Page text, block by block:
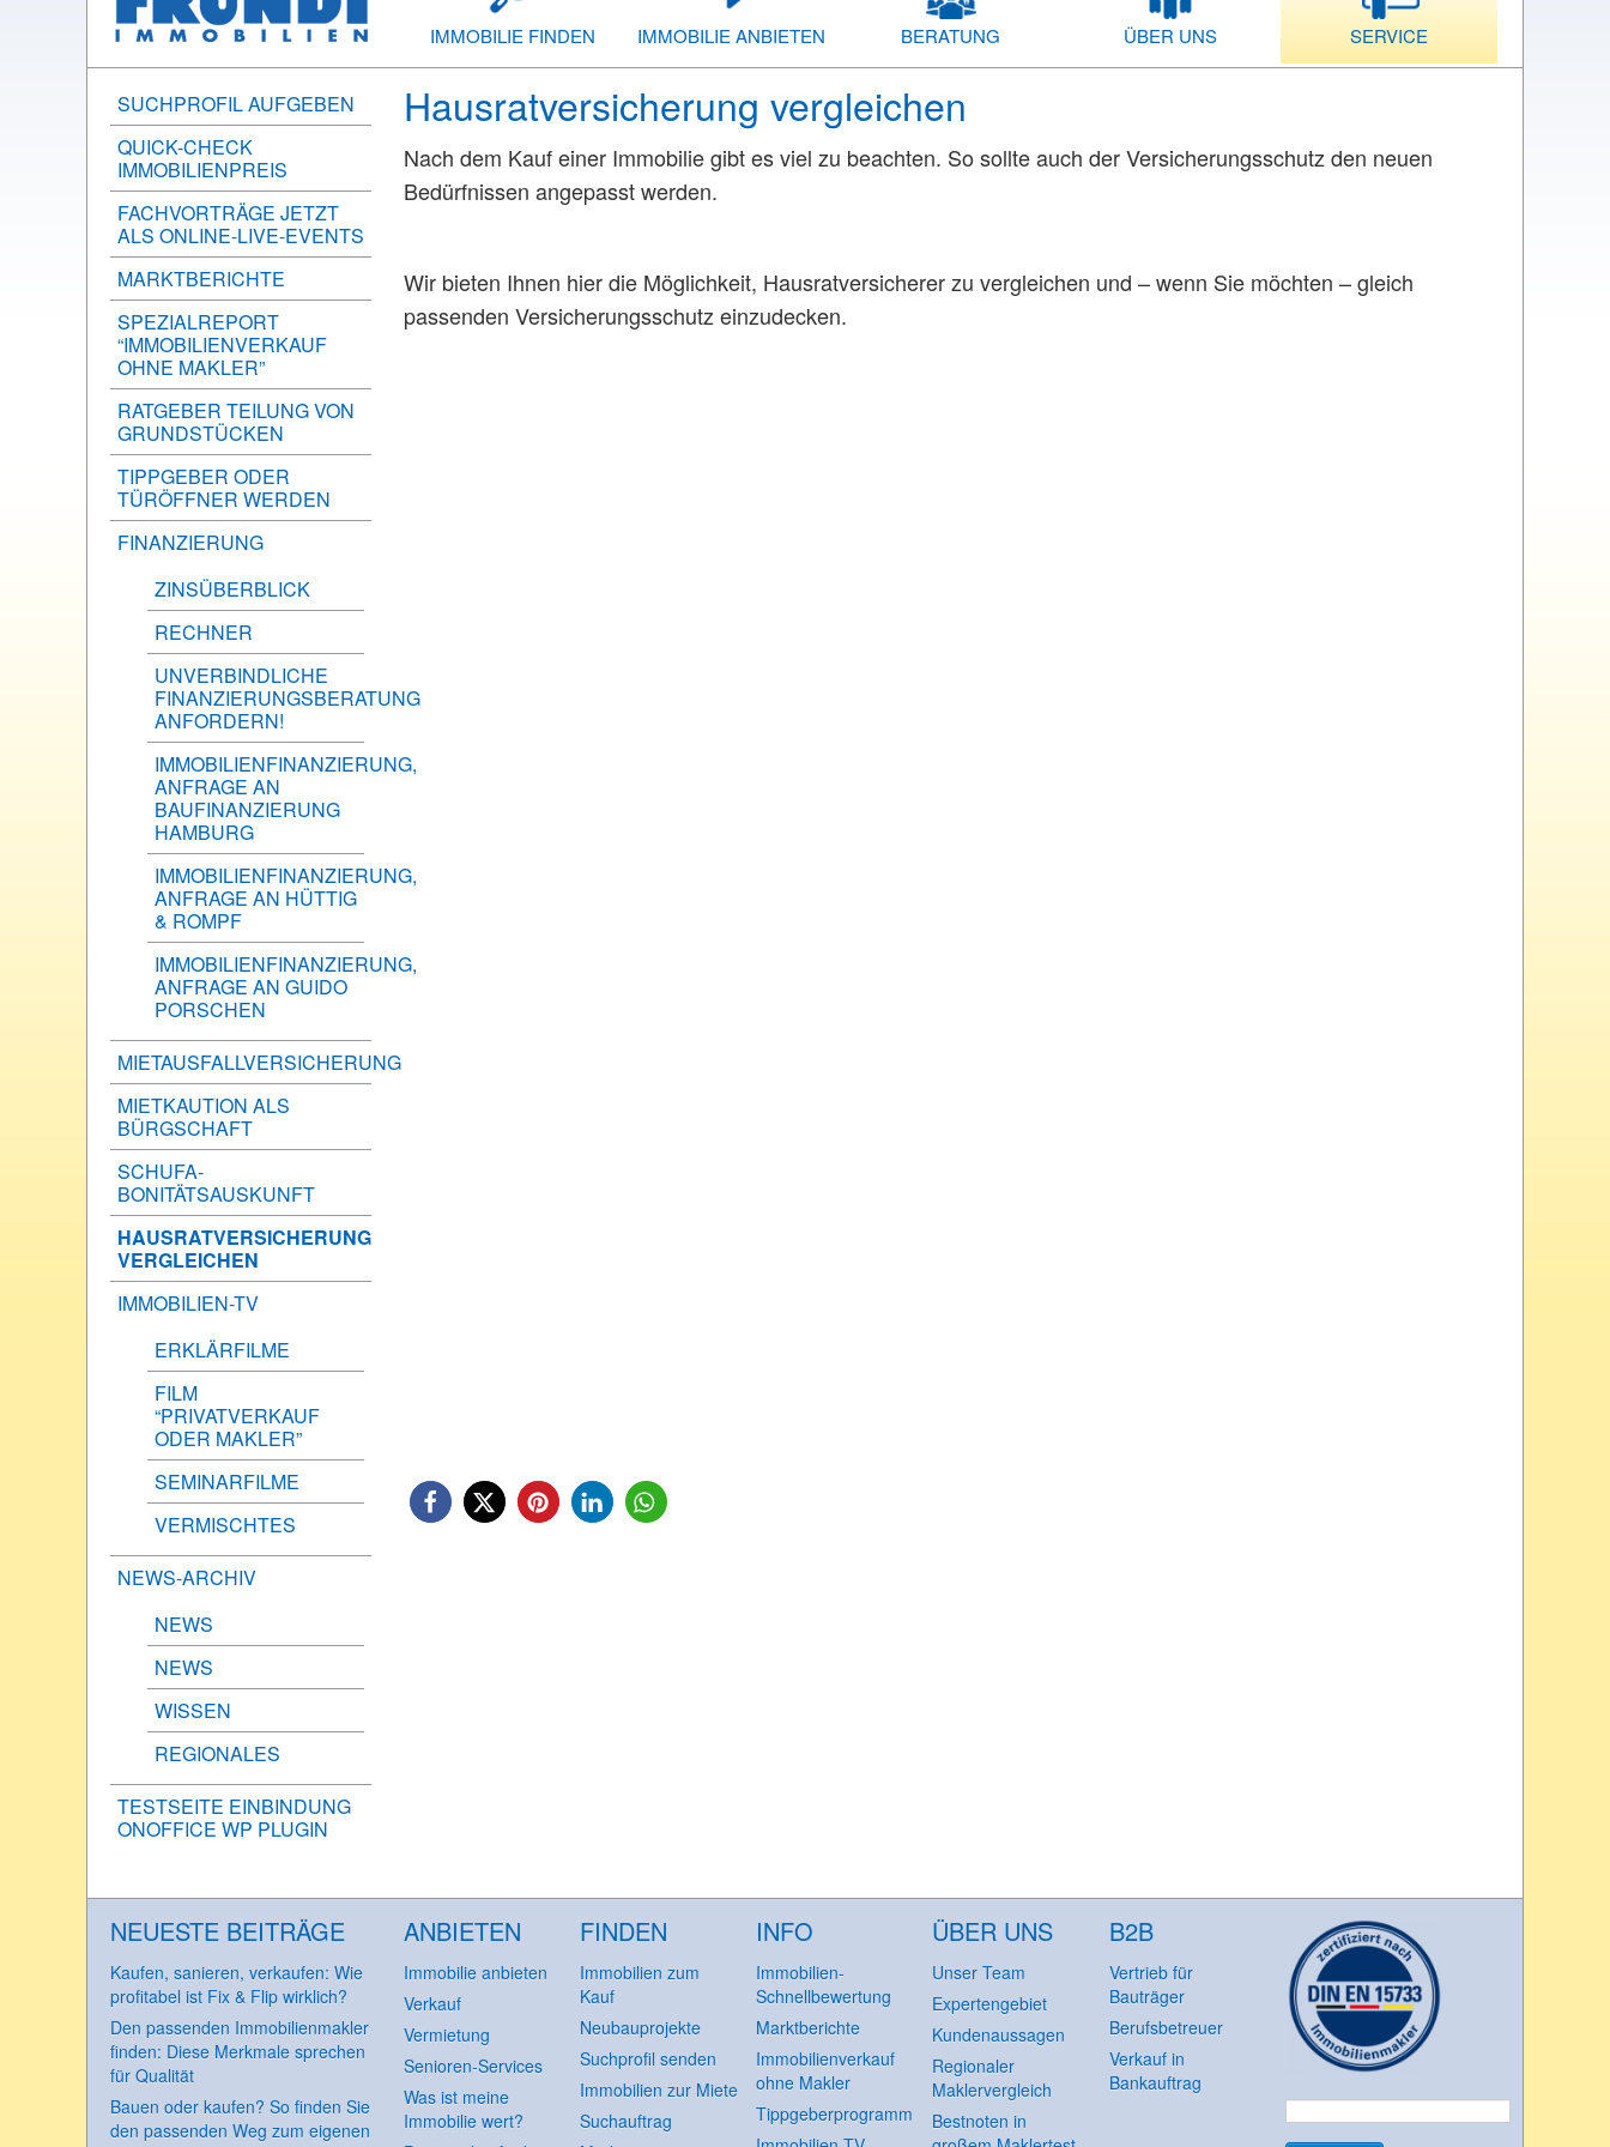
IMMOBILIE FINDEN IMMOBILIE ANBIETEN BERATUNG ÜBER UNS SERVICE
SUCHPROFIL AUFGEBEN
QUICK-CHECK
IMMOBILIENPREIS
FACHVORTRÄGE JETZT
ALS ONLINE-LIVE-EVENTS
MARKTBERICHTE
SPEZIALREPORT
“IMMOBILIENVERKAUF
OHNE MAKLER”
RATGEBER TEILUNG VON
GRUNDSTÜCKEN
TIPPGEBER ODER
TÜRÖFFNER WERDEN
FINANZIERUNG
ZINSÜBERBLICK
RECHNER
UNVERBINDLICHE
FINANZIERUNGSBERATUNG
ANFORDERN!
IMMOBILIENFINANZIERUNG,
ANFRAGE AN
BAUFINANZIERUNG
HAMBURG
IMMOBILIENFINANZIERUNG,
ANFRAGE AN HÜTTIG
& ROMPF
IMMOBILIENFINANZIERUNG,
ANFRAGE AN GUIDO
PORSCHEN
MIETAUSFALLVERSICHERUNG
MIETKAUTION ALS
BÜRGSCHAFT
SCHUFA-
BONITÄTSAUSKUNFT
HAUSRATVERSICHERUNG
VERGLEICHEN
IMMOBILIEN-TV
ERKLÄRFILME
FILM
“PRIVATVERKAUF
ODER MAKLER”
SEMINARFILME
VERMISCHTES
NEWS-ARCHIV
NEWS
NEWS
WISSEN
REGIONALES
TESTSEITE EINBINDUNG
ONOFFICE WP PLUGIN
Hausratversicherung vergleichen
Nach dem Kauf einer Immobilie gibt es viel zu beachten. So sollte auch der Versicherungsschutz den neuen
Bedürfnissen angepasst werden.
Wir bieten Ihnen hier die Möglichkeit, Hausratversicherer zu vergleichen und – wenn Sie möchten – gleich
passenden Versicherungsschutz einzudecken.
NEUESTE BEITRÄGE
Kaufen, sanieren, verkaufen: Wie
profitabel ist Fix & Flip wirklich?
Den passenden Immobilienmakler
finden: Diese Merkmale sprechen
für Qualität
Bauen oder kaufen? So finden Sie
den passenden Weg zum eigenen
ANBIETEN
Immobilie anbieten
Verkauf
Vermietung
Senioren-Services
Was ist meine
Immobilie wert?
FINDEN
Immobilien zum
Kauf
Neubauprojekte
Suchprofil senden
Immobilien zur Miete
Suchauftrag
INFO
Immobilien-
Schnellbewertung
Marktberichte
Immobilienverkauf
ohne Makler
Tippgeberprogramm
ÜBER UNS
Unser Team
Expertengebiet
Kundenaussagen
Regionaler
Maklervergleich
Bestnoten in
B2B
Vertrieb für
Bauträger
Berufsbetreuer
Verkauf in
Bankauftrag
Suchen